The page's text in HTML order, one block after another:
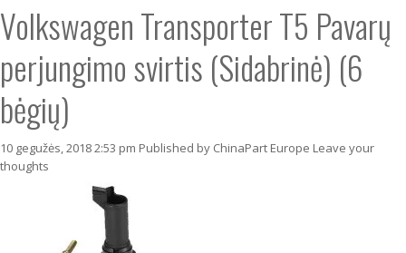
Volkswagen Transporter T5 Pavarų
perjungimo svirtis (Sidabrinė) (6
bėgių)
10 gegužės, 2018 2:53 pm Published by ChinaPart Europe Leave your
thoughts